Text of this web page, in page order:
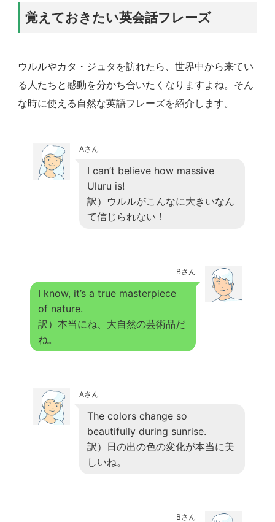
覚えておきたい英会話フレーズ
ウルルやカタ・ジュタを訪れたら、世界中から来てい
る人たちと感動を分かち合いたくなりますよね。そん
な時に使える自然な英語フレーズを紹介します。
Aさん
I can’t believe how massive
Uluru is!
訳）ウルルがこんなに大きいなん
て信じられない！
Bさん
I know, it’s a true masterpiece
of nature.
訳）本当にね、大自然の芸術品だ
ね。
Aさん
The colors change so
beautifully during sunrise.
訳）日の出の色の変化が本当に美
しいね。
Bさん